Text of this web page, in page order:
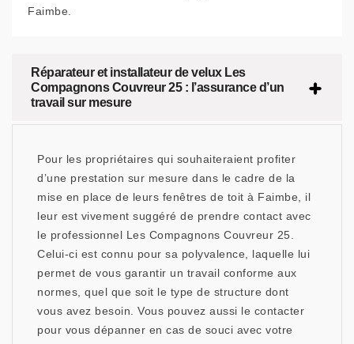
Faimbe.
Réparateur et installateur de velux Les
Compagnons Couvreur 25 : l’assurance d’un
travail sur mesure
Pour les propriétaires qui souhaiteraient profiter
d’une prestation sur mesure dans le cadre de la
mise en place de leurs fenêtres de toit à Faimbe, il
leur est vivement suggéré de prendre contact avec
le professionnel Les Compagnons Couvreur 25.
Celui-ci est connu pour sa polyvalence, laquelle lui
permet de vous garantir un travail conforme aux
normes, quel que soit le type de structure dont
vous avez besoin. Vous pouvez aussi le contacter
pour vous dépanner en cas de souci avec votre